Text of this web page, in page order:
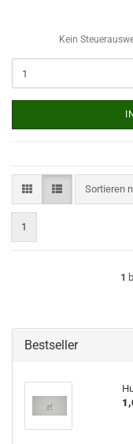
Kein
Sortieren
Sortieren
1
1
Bestseller